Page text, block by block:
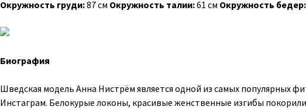
Окружность груди:87 см Окружность талии:61 см Окружность бедер:
Биография
Шведская модель Анна Нистрём является одной из самых популярных
Инстаграм. Белокурые локоны, красивые женственные изгибы